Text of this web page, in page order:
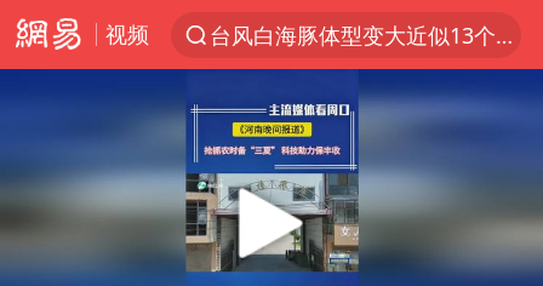
视频
台风白海豚体型变大近似13个浙江面积
改名后的“青海拉面”店
段绚竞因公牺牲 年仅44岁
1岁宝宝碰坏纸巾盒 宝妈被索赔924元